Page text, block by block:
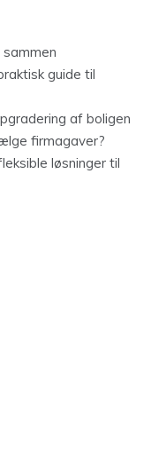
guide til
af boligen
firmagaver?
løsninger til